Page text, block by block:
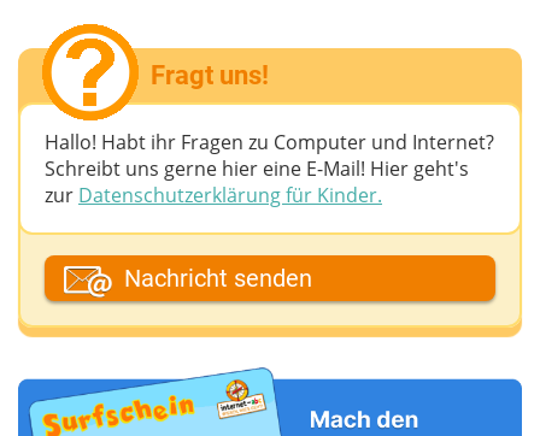
Fragt uns!
Hallo! Habt ihr Fragen zu Computer und Internet?
Schreibt uns gerne hier eine E-Mail! Hier geht's
zur Datenschutzerklärung für Kinder.
Dein Fantasiename
Deine E-Mail-Adresse (wenn du eine Antwort
möchtest)
Nachricht senden